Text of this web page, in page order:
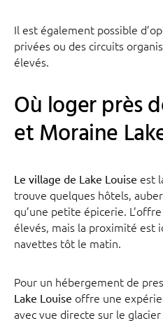
Il est également possible
privées ou des circuits
élevés.
Où loger près
et Moraine
Le village de Lake Louise est
trouve quelques hôtels,
qu’une petite épicerie.
élevés, mais la proximité est
navettes tôt le matin.
Pour un hébergement de
Lake Louise offre une
avec vue directe sur le